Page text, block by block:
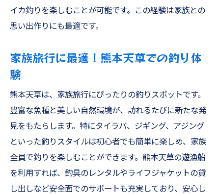
イカ釣りを楽しむことが可能です。この経験は家族との
思い出作りにも最適です。
家族旅行に最適！熊本天草での釣り体
験
熊本天草は、家族旅行にぴったりの釣りスポットです。
豊富な魚種と美しい自然環境が、訪れるたびに新たな発
見をもたらします。特にタイラバ、ジギング、アジング
といった釣りスタイルは初心者でも簡単に楽しめ、家族
全員で釣りを楽しむことができます。熊本天草の遊漁船
を利用すれば、釣具のレンタルやライフジャケットの貸
し出しなど安全面でのサポートも充実しており、安心し